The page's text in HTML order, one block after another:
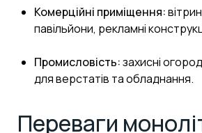
Комерційні приміщення:
павільйони, рекламні
Промисловість:захисні
для верстатів та обладнання.
Переваги